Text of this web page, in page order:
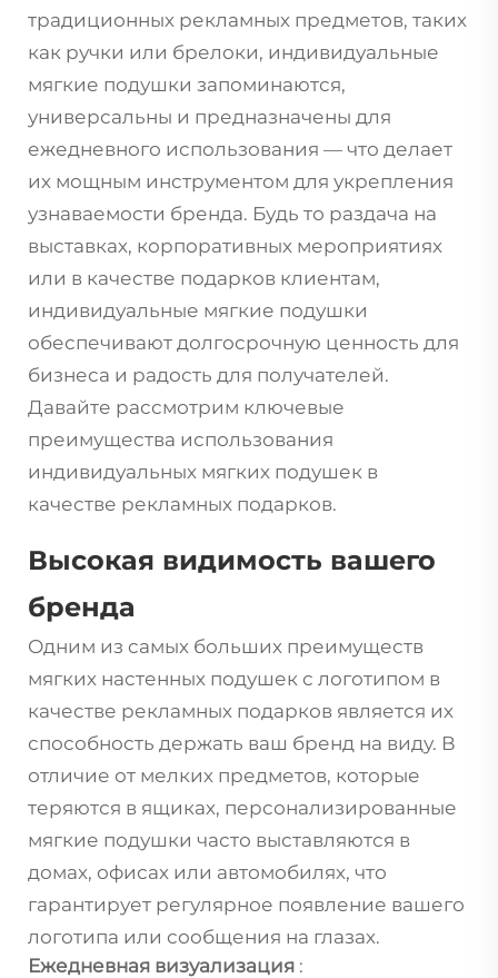
традиционных рекламных предметов, таких
как ручки или брелоки, индивидуальные
мягкие подушки запоминаются,
универсальны и предназначены для
ежедневного использования — что делает
их мощным инструментом для укрепления
узнаваемости бренда. Будь то раздача на
выставках, корпоративных мероприятиях
или в качестве подарков клиентам,
индивидуальные мягкие подушки
обеспечивают долгосрочную ценность для
бизнеса и радость для получателей.
Давайте рассмотрим ключевые
преимущества использования
индивидуальных мягких подушек в
качестве рекламных подарков.
Высокая видимость вашего
бренда
Одним из самых больших преимуществ
мягких настенных подушек с логотипом в
качестве рекламных подарков является их
способность держать ваш бренд на виду. В
отличие от мелких предметов, которые
теряются в ящиках, персонализированные
мягкие подушки часто выставляются в
домах, офисах или автомобилях, что
гарантирует регулярное появление вашего
логотипа или сообщения на глазах.
Ежедневная визуализация :